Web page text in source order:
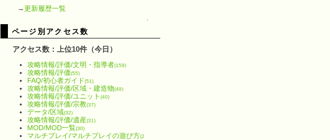
→更新履歴一覧
↑
ページ別アクセス数
アクセス数：上位10件（今日）
攻略情報/評価/文明・指導者(159)
攻略情報/評価(55)
FAQ/初心者ガイド(51)
攻略情報/評価/区域・建造物(49)
攻略情報/評価/ユニット (40)
攻略情報/評価/宗教(37)
データ/区域(32)
攻略情報/評価/遺産(31)
MOD/MOD一覧(30)
マルチプレイ/マルチプレイの遊び方(2